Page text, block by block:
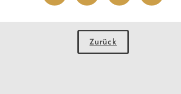
Zurück